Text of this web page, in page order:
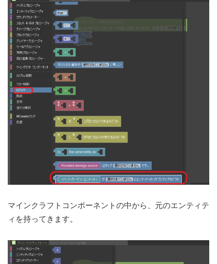
マインクラフトコンポーネントの中から、元のエンティテ
ィを持ってきます。